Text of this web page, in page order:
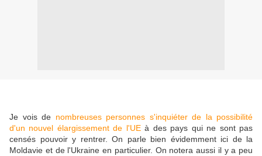
Je vois de nombreuses personnes s'inquiéter de la possibilité
d'un nouvel élargissement de l'UEà des pays qui ne sont pas
censés pouvoir y rentrer. On parle bien évidemment ici de la
Moldavie et de l'Ukraine en particulier. On notera aussi il y a peu